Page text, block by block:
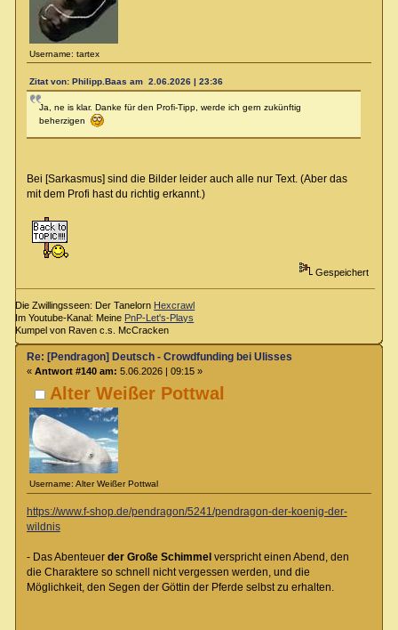
Username: tartex
Zitat von: Philipp.Baas am 2.06.2026 | 23:36
Ja, ne is klar. Danke für den Profi-Tipp, werde ich gern zukünftig
beherzigen
Bei [Sarkasmus] sind die Bilder leider auch alle nur Text. (Aber das
mit dem Profi hast du richtig erkannt.)
Gespeichert
Die Zwillingsseen: Der Tanelorn Hexcrawl
Im Youtube-Kanal: Meine PnP-Let's-Plays
Kumpel von Raven c.s. McCracken
Alter Weißer Pottwal
Username: Alter Weißer Pottwal
Re: [Pendragon] Deutsch - Crowdfunding bei Ulisses
« Antwort #140 am: 5.06.2026 | 09:15 »
https://www.f-shop.de/pendragon/5241/pendragon-der-koenig-der-
wildnis
- Das Abenteuer der Große Schimmel verspricht einen Abend, den
die Charaktere so schnell nicht vergessen werden, und die
Möglichkeit, den Segen der Göttin der Pferde selbst zu erhalten.